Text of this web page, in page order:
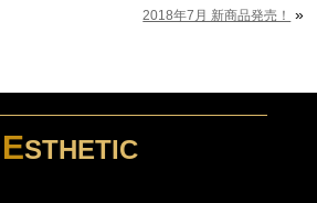
2018年7月 新商品発売！ »
ESTHETIC